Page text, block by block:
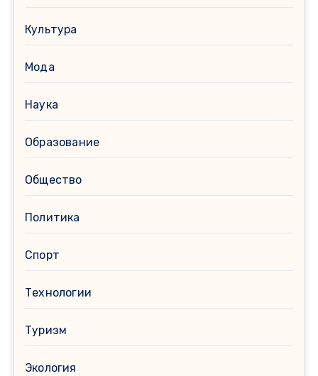
Культура
Мода
Наука
Образование
Общество
Политика
Спорт
Технологии
Туризм
Экология